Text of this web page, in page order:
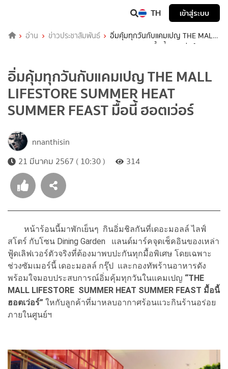
TH เข้าสู่ระบบ
อ่าน ข่าวประชาสัมพันธ์
อิ่มคุ้มทุกวันกับแคมเปญ THE MALL
LIFESTORE SUMMER HEAT SUMMER FEAST มื้อนี้ ฮอตเว่อร์
อิ่มคุ้มทุกวันกับแคมเปญ THE MALL
LIFESTORE SUMMER HEAT
SUMMER FEAST มื้อนี้ ฮอตเว่อร์
nnanthisin
21 มีนาคม 2567 ( 10:30 )
314
หน้าร้อนนี้มาพักเย็นๆ กินอิ่มชิลกันที่เดอะมอลล์ ไลฟ์
สโตร์ กับโซน Dining Garden แลนด์มาร์คจุดเช็คอินของเหล่า
ฟู้ดเลิฟเวอร์ตัวจริงที่ต้องมาพบปะกันทุกมื้อพิเศษ โดยเฉพาะ
ช่วงซัมเมอร์นี้ เดอะมอลล์ กรุ๊ป และกองทัพร้านอาหารดัง
พร้อมใจมอบประสบการณ์อิ่มคุ้มทุกวันในแคมเปญ “THE
MALL LIFESTORE SUMMER HEAT SUMMER FEAST มื้อนี้
ฮอตเว่อร์” ใหกับลูกค้าที่มาหลบอากาศร้อนแวะกินร้านอร่อย
ภายในศูนย์ฯ